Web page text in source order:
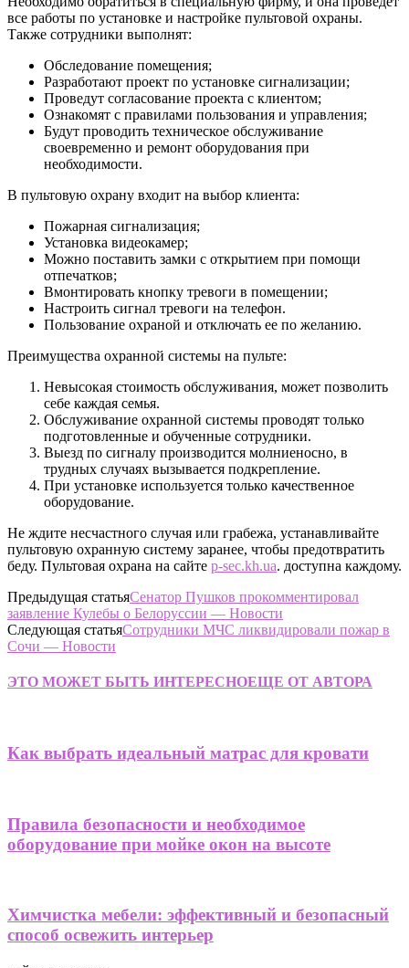
все работы по установке и настройке пультовой охраны.
Также сотрудники выполнят:
Обследование помещения;
Разработают проект по установке сигнализации;
Проведут согласование проекта с клиентом;
Ознакомят с правилами пользования и управления;
Будут проводить техническое обслуживание
своевременно и ремонт оборудования при
необходимости.
В пультовую охрану входит на выбор клиента:
Пожарная сигнализация;
Установка видеокамер;
Можно поставить замки с открытием при помощи
отпечатков;
Вмонтировать кнопку тревоги в помещении;
Настроить сигнал тревоги на телефон.
Пользование охраной и отключать ее по желанию.
Преимущества охранной системы на пульте:
Невысокая стоимость обслуживания, может позволить
себе каждая семья.
Обслуживание охранной системы проводят только
подготовленные и обученные сотрудники.
Выезд по сигналу производится молниеносно, в
трудных случаях вызывается подкрепление.
При установке используется только качественное
оборудование.
Не ждите несчастного случая или грабежа, устанавливайте
пультовую охранную систему заранее, чтобы предотвратить
беду. Пультовая охрана на сайте p-sec.kh.ua. доступна каждому.
Предыдущая статьяСенатор Пушков прокомментировал
заявление Кулебы о Белоруссии — Новости
Следующая статьяСотрудники МЧС ликвидировали пожар в
Сочи — Новости
ЭТО МОЖЕТ БЫТЬ ИНТЕРЕСНОЕЩЕ ОТ АВТОРА
Как выбрать идеальный матрас для кровати
Правила безопасности и необходимое
оборудование при мойке окон на высоте
Химчистка мебели: эффективный и безопасный
способ освежить интерьер